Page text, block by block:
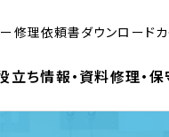
修理依頼書ダウンロード
立ち情報・資料修理・保